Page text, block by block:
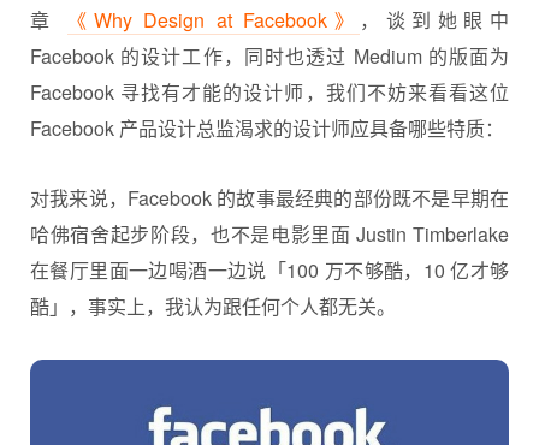
章
《Why Design at Facebook》 ，谈到她眼中
Facebook 的设计工作，同时也透过 Medium 的版面为
Facebook 寻找有才能的设计师，我们不妨来看看这位
Facebook 产品设计总监渴求的设计师应具备哪些特质：
对我来说，Facebook 的故事最经典的部份既不是早期在
哈佛宿舍起步阶段，也不是电影里面 Justin Timberlake
在餐厅里面一边喝酒一边说「100 万不够酷，10 亿才够
酷」，事实上，我认为跟任何个人都无关。